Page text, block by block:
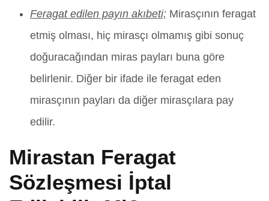
Feragat edilen payın akıbeti; Mirasçının feragat
etmiş olması, hiç mirasçı olmamış gibi sonuç
doğuracağından miras payları buna göre
belirlenir. Diğer bir ifade ile feragat eden
mirasçının payları da diğer mirasçılara pay
edilir.
Mirastan Feragat
Sözleşmesi İptal